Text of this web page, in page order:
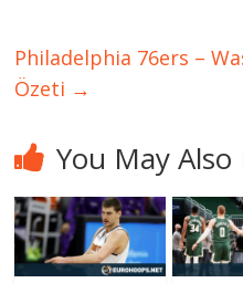
Philadelphia 76ers –
Özeti →
You May Also